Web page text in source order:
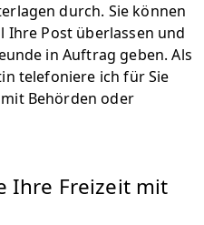
durch. Sie können
Ihre Post überlassen und
in Auftrag geben. Als
telefoniere ich für Sie
Behörden oder
Ihre Freizeit mit